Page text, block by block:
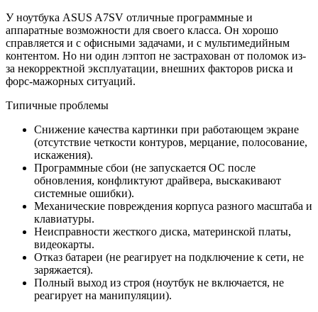
У ноутбука ASUS A7SV отличные программные и
аппаратные возможности для своего класса. Он хорошо
справляется и с офисными задачами, и с мультимедийным
контентом. Но ни один лэптоп не застрахован от поломок из-
за некорректной эксплуатации, внешних факторов риска и
форс-мажорных ситуаций.
Типичные проблемы
Снижение качества картинки при работающем экране
(отсутствие четкости контуров, мерцание, полосование,
искажения).
Программные сбои (не запускается ОС после
обновления, конфликтуют драйвера, выскакивают
системные ошибки).
Механические повреждения корпуса разного масштаба и
клавиатуры.
Неисправности жесткого диска, материнской платы,
видеокарты.
Отказ батареи (не реагирует на подключение к сети, не
заряжается).
Полный выход из строя (ноутбук не включается, не
реагирует на манипуляции).